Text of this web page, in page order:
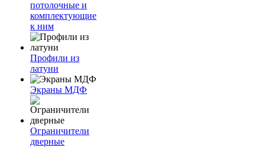
потолочные и
комплектующие
к ним
Профили из
латуни
Экраны МДФ
Ограничители
дверные